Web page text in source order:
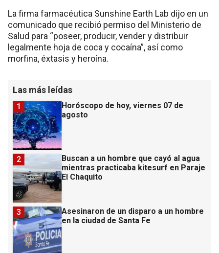
La firma farmacéutica Sunshine Earth Lab dijo en un
comunicado que recibió permiso del Ministerio de
Salud para “poseer, producir, vender y distribuir
legalmente hoja de coca y cocaína”, así como
morfina, éxtasis y heroína.
Las más leídas
Horóscopo de hoy, viernes 07 de
agosto
1
Buscan a un hombre que cayó al agua
mientras practicaba kitesurf en Paraje
El Chaquito
2
Asesinaron de un disparo a un hombre
en la ciudad de Santa Fe
3